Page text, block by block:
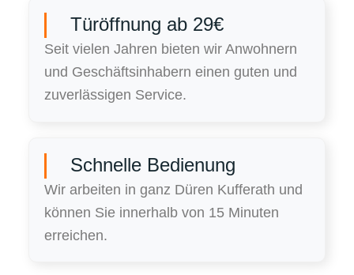
Türöffnung ab 29€
Seit vielen Jahren bieten wir Anwohnern
und Geschäftsinhabern einen guten und
zuverlässigen Service.
Schnelle Bedienung
Wir arbeiten in ganz Düren Kufferath und
können Sie innerhalb von 15 Minuten
erreichen.